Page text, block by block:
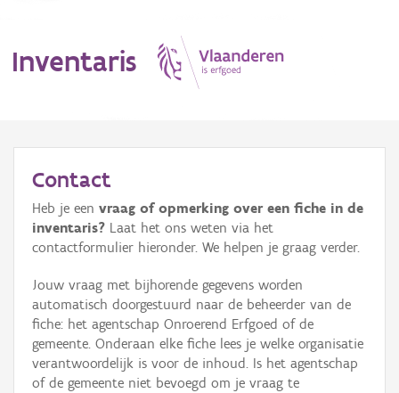
Inventaris
Erfgoedobject
Aanduidingsobject
Waarneming
Thema
Gebeurtenis
Contact
Heb je een vraag of opmerking over een fiche in de
inventaris? Laat het ons weten via het
contactformulier hieronder. We helpen je graag verder.
Jouw vraag met bijhorende gegevens worden
automatisch doorgestuurd naar de beheerder van de
fiche: het agentschap Onroerend Erfgoed of de
gemeente. Onderaan elke fiche lees je welke organisatie
verantwoordelijk is voor de inhoud. Is het agentschap
of de gemeente niet bevoegd om je vraag te